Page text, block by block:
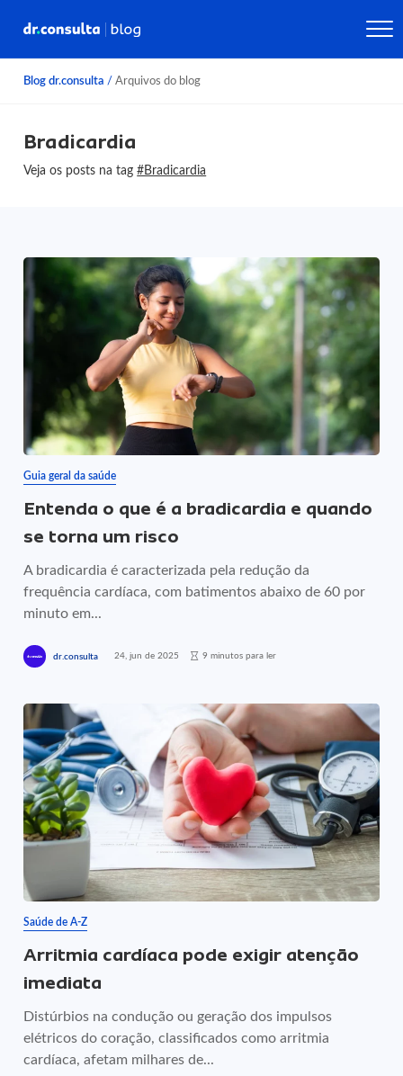
Blog dr.consulta / Arquivos do blog
Bradicardia
Veja os posts na tag#Bradicardia
Guia geral da saúde
Entenda o que é a bradicardia e quando
se torna um risco
A bradicardia é caracterizada pela redução da
frequência cardíaca, com batimentos abaixo de 60 por
minuto em...
dr.consulta 24, jun de 2025 9 minutos para ler
Saúde de A-Z
Arritmia cardíaca pode exigir atenção
imediata
Distúrbios na condução ou geração dos impulsos
elétricos do coração, classificados como arritmia
cardíaca, afetam milhares de...